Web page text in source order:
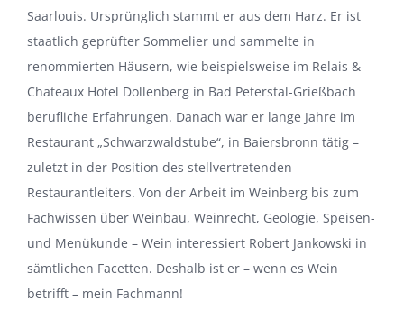
Saarlouis. Ursprünglich stammt er aus dem Harz. Er ist
staatlich geprüfter Sommelier und sammelte in
renommierten Häusern, wie beispielsweise im Relais &
Chateaux Hotel Dollenberg in Bad Peterstal-Grießbach
berufliche Erfahrungen. Danach war er lange Jahre im
Restaurant „Schwarzwaldstube“, in Baiersbronn tätig –
zuletzt in der Position des stellvertretenden
Restaurantleiters. Von der Arbeit im Weinberg bis zum
Fachwissen über Weinbau, Weinrecht, Geologie, Speisen-
und Menükunde – Wein interessiert Robert Jankowski in
sämtlichen Facetten. Deshalb ist er – wenn es Wein
betrifft – mein Fachmann!